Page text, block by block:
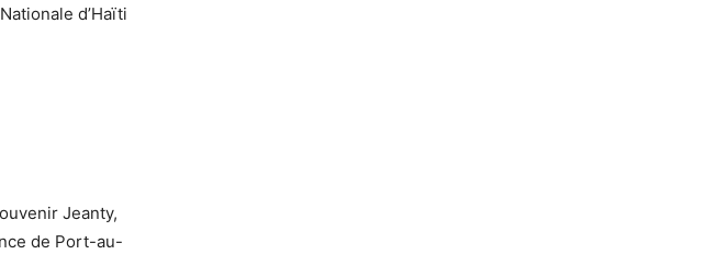
d’Haïti
Jeanty,
de Port-au-